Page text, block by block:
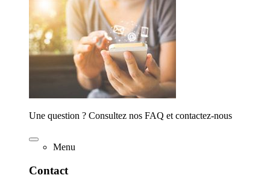
Une question ? Consultez nos FAQ et contactez-nous
Menu
Contact